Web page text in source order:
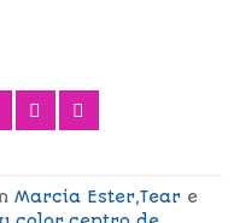
Marcia Ester,Tear e